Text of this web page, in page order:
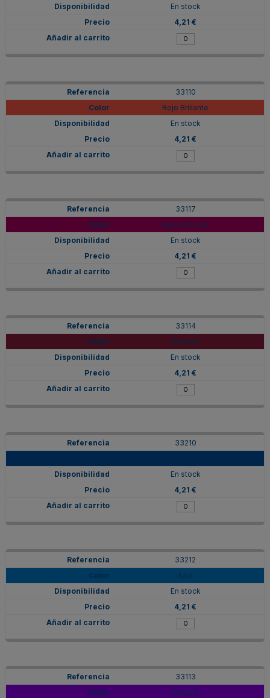
En stock
4,21 €
33110
Rojo Brillante
En stock
4,21 €
33117
Rosa Oscuro
En stock
4,21 €
33114
Granate
En stock
4,21 €
33210
En stock
4,21 €
33212
Azul
En stock
4,21 €
33113
Púrpura